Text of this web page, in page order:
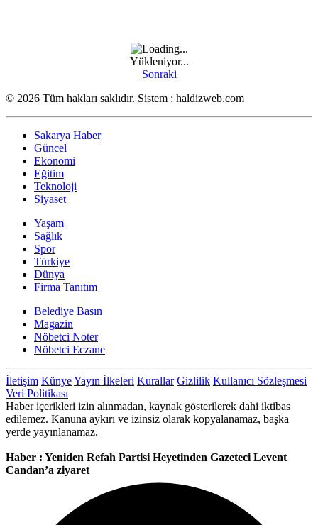
Yükleniyor...
Sonraki
© 2026 Tüm hakları saklıdır. Sistem : haldizweb.com
Sakarya Haber
Güncel
Ekonomi
Eğitim
Teknoloji
Siyaset
Yaşam
Sağlık
Spor
Türkiye
Dünya
Firma Tanıtım
Belediye Basın
Magazin
Nöbetci Noter
Nöbetci Eczane
İletişim KünyeYayın İlkeleri Kurallar Gizlilik Kullanıcı Sözleşmesi
Veri Politikası
Haber içerikleri izin alınmadan, kaynak gösterilerek dahi iktibas
edilemez. Kanuna aykırı ve izinsiz olarak kopyalanamaz, başka
yerde yayınlanamaz.
Haber : Yeniden Refah Partisi Heyetinden Gazeteci Levent
Candan’a ziyaret